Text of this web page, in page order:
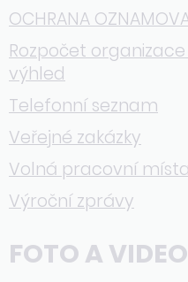
OCHRANA
Rozpočet
výhled
Telefonní seznam
Veřejné zakázky
Volná pracovní místa
Výroční zprávy
FOTO A VIDEO